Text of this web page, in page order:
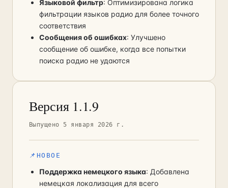
Языковой фильтр: Оптимизирована логика
фильтрации языков радио для более точного
соответствия
Сообщения об ошибках: Улучшено
сообщение об ошибке, когда все попытки
поиска радио не удаются
Версия 1.1.9
Выпущено 5 января 2026 г.
📌 НОВОЕ
Поддержка немецкого языка: Добавлена
немецкая локализация для всего